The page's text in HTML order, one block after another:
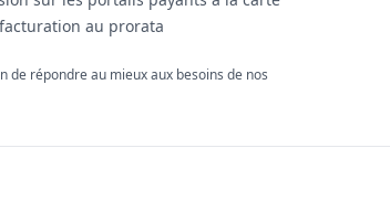
au prorata
de répondre au mieux aux besoins de nos